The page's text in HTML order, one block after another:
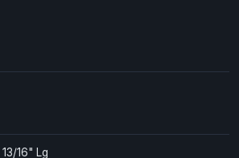
16" Lg